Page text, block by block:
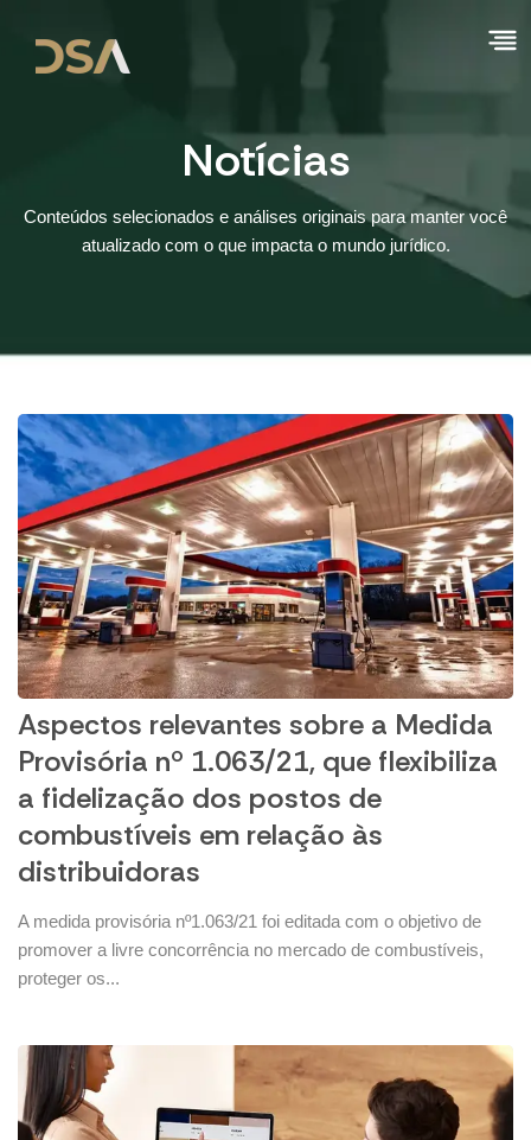
Notícias
Conteúdos selecionados e análises originais para manter você
atualizado com o que impacta o mundo jurídico.
Aspectos relevantes sobre a Medida
Provisória nº 1.063/21, que flexibiliza
a fidelização dos postos de
combustíveis em relação às
distribuidoras
A medida provisória nº1.063/21 foi editada com o objetivo de
promover a livre concorrência no mercado de combustíveis,
proteger os...